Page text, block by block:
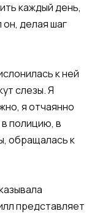
каждый день,
он, делая шаг
к ней
слезы. Я
я отчаянно
полицию, в
обращалась к
представляет